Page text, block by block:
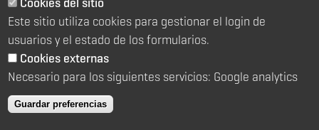
Política de cookies
Política de reembolso
Sitemap
C/ Almagro 2 1º Izqda 28010 Madrid
91 391 10 66
coit@coit.es
Este sitio utiliza cookies para gestionar el login de
usuarios y el estado de los formularios.
Cookies externas
Necesario para los siguientes servicios: Google analytics
Guardar preferencias